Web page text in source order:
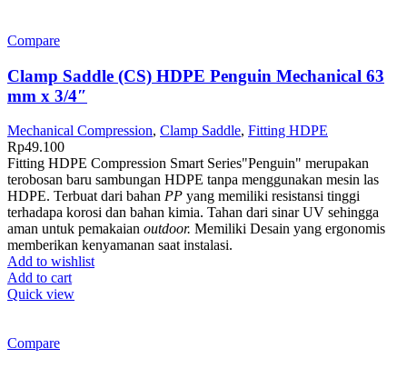
Compare
Clamp Saddle (CS) HDPE Penguin Mechanical 63
mm x 3/4″
Mechanical Compression, Clamp Saddle, Fitting HDPE
Rp49.100
Fitting HDPE Compression Smart Series"Penguin" merupakan
terobosan baru sambungan HDPE tanpa menggunakan mesin las
HDPE. Terbuat dari bahan PP yang memiliki resistansi tinggi
terhadapa korosi dan bahan kimia. Tahan dari sinar UV sehingga
aman untuk pemakaian outdoor. Memiliki Desain yang ergonomis
memberikan kenyamanan saat instalasi.
Add to wishlist
Add to cart
Quick view
Compare